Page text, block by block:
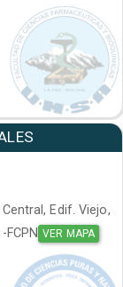
Edif. Viejo,
VER MAPA